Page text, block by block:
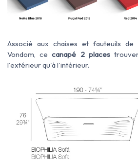
Associé aux chaises et fauteuils de
Vondom, cecanapé 2 places
l'extérieur qu'à l'intérieur.